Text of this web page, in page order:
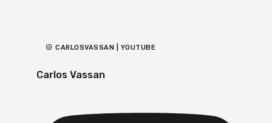
CARLOSVASSAN | YOUTUBE
Carlos Vassan